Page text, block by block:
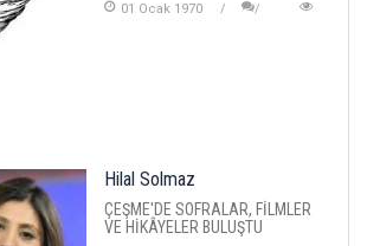
01 Ocak 1970
Hilal Solmaz
ÇEŞME'DE SOFRALAR, FİLMLER
VE HİKÂYELER BULUŞTU